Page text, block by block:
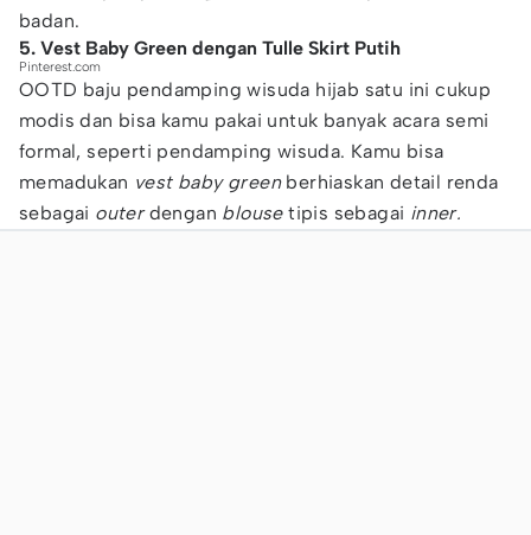
badan.
5. Vest Baby Green dengan Tulle Skirt Putih
Pinterest.com
OOTD baju pendamping wisuda hijab satu ini cukup
modis dan bisa kamu pakai untuk banyak acara semi
formal, seperti pendamping wisuda. Kamu bisa
memadukan vest baby greenberhiaskan detail renda
sebagai outerdengan blousetipis sebagai inner.